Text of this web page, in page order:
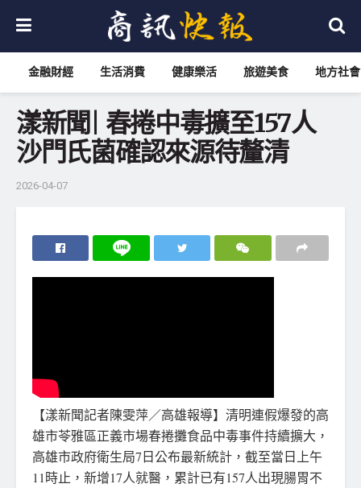
金融財經 生活消費 健康樂活 旅遊美食 地方社會
漾新聞| 春捲中毒擴至157人
沙門氏菌確認來源待釐清
2026-04-07
【漾新聞記者陳雯萍／高雄報導】清明連假爆發的高
雄市苓雅區正義市場春捲攤食品中毒事件持續擴大，
高雄市政府衛生局7日公布最新統計，截至當日上午
11時止，新增17人就醫，累計已有157人出現腸胃不